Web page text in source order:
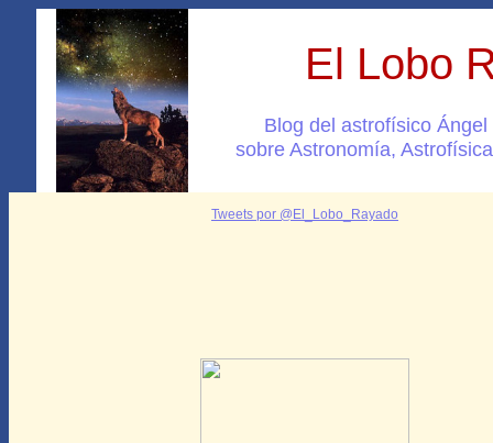
El Lobo
Blog del astrofísico
sobre Astronomía,
Tweets por @El_Lobo_Rayado